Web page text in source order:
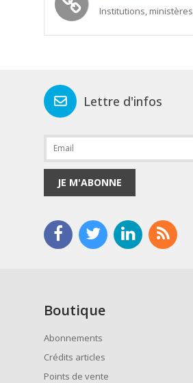
Institutions,
Lettre d'infos
JE M'ABONNE
Boutique
Abonnements
Crédits articles
Points de vente